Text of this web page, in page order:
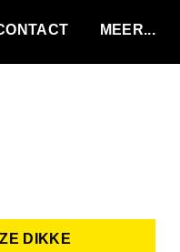
DIKKE